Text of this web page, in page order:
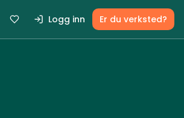
Logg inn Er du verksted?